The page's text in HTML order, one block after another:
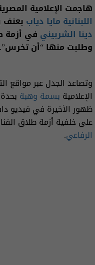
هاجمت الإعلامية
اللبنانية مايا دياب بعنف
دينا الشربيني في أزمة
وطلبت منها “أن تخرس”.
وتصاعد الجدل عبر مواقع
الإعلامية بسمة وهبة
ظهور الأخيرة في فيديو
على خلفية أزمة طلاق
الرفاعي.